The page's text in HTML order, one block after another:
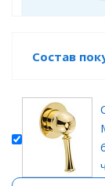
Состав